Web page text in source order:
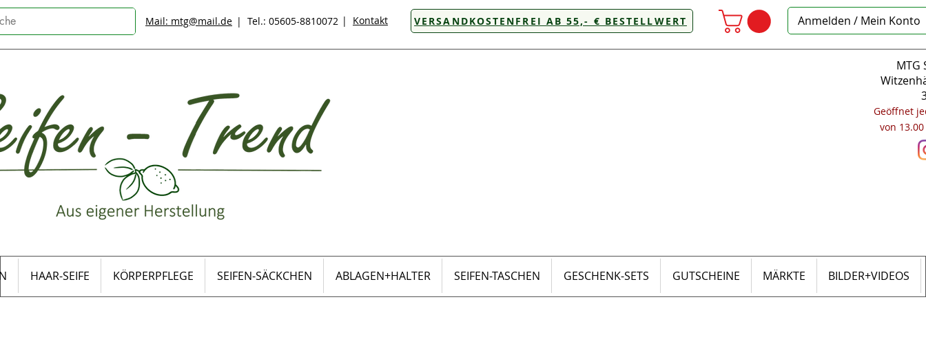
Mail: mtg@mail.de | Tel.: 05605-8810072 | Kontakt VERSANDKOSTENFREI AB 55,- € BESTELLWERT Anmelden / Mein Konto
MTG
Geöffnet
von
HAAR-SEIFE KÖRPERPFLEGE SEIFEN-SÄCKCHEN ABLAGEN+HALTER SEIFEN-TASCHEN GESCHENK-SETS GUTSCHEINE MÄRKTE BILDER+VIDEOS